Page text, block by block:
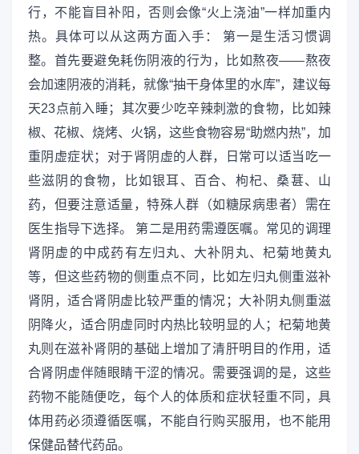
行，不能盲目补阳，否则会像“火上浇油”一样加重内
热。具体可以从这两方面入手： 第一是生活习惯调
整。首先要避免耗伤阴液的行为，比如熬夜——熬夜
会加速阴液的消耗，就像“抽干身体里的水库”，建议每
天23点前入睡；其次要少吃辛辣刺激的食物，比如辣
椒、花椒、烧烤、火锅，这些食物容易“助燃内热”，加
重阴虚症状；对于肾阴虚的人群，日常可以适当吃一
些滋阴的食物，比如银耳、百合、枸杞、桑葚、山
药，但要注意适量，特殊人群（如糖尿病患者）需在
医生指导下选择。 第二是用药需遵医嘱。常见的调理
肾阴虚的中成药有左归丸、大补阴丸、杞菊地黄丸
等，但这些药物的侧重点不同，比如左归丸侧重滋补
肾阴，适合肾阴虚比较严重的情况；大补阴丸侧重滋
阴降火，适合阴虚同时内热比较明显的人；杞菊地黄
丸则在滋补肾阴的基础上增加了清肝明目的作用，适
合肾阴虚伴随眼睛干涩的情况。需要强调的是，这些
药物不能随便吃，每个人的体质和症状轻重不同，具
体用药必须遵循医嘱，不能自行购买服用，也不能用
保健品替代药品。